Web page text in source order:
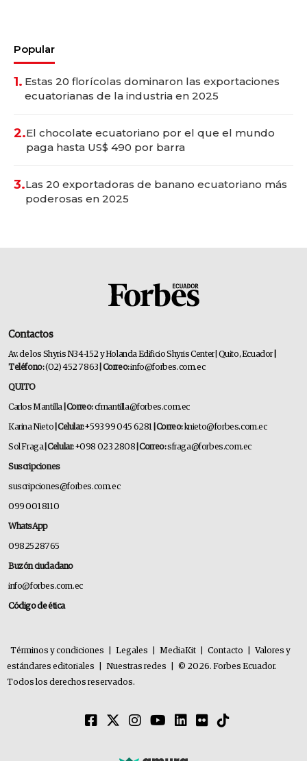
Popular
1. Estas 20 florícolas dominaron las exportaciones
ecuatorianas de la industria en 2025
2.El chocolate ecuatoriano por el que el mundo
paga hasta US$ 490 por barra
3.Las 20 exportadoras de banano ecuatoriano más
poderosas en 2025
Contactos
Av. de los Shyris N34-152 y Holanda Edificio Shyris Center | Quito, Ecuador
Teléfono:(02) 452 7863 | Correo:info@forbes.com.ec
QUITO
Carlos Mantilla | Correo:cfmantilla@forbes.com.ec
Karina Nieto | Celular:+593 99 045 6281 | Correo: knieto@forbes.com.ec
Sol Fraga | Celular:+098 023 2808 | Correo:sfraga@forbes.com.ec
Suscripciones
suscripciones@forbes.com.ec
099 001 8110
WhatsApp
0982528765
Buzón ciudadano
info@forbes.com.ec
Código de ética
Términos y condiciones Legales MediaKit Contacto
Valores y
estándares editoriales
Nuestras redes
© 2026. Forbes Ecuador.
Todos los derechos reservados.